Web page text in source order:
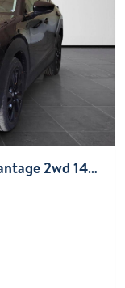
MAZDA CX-30 2.5 m-hybrid Advantage 2wd 140cv 6mt